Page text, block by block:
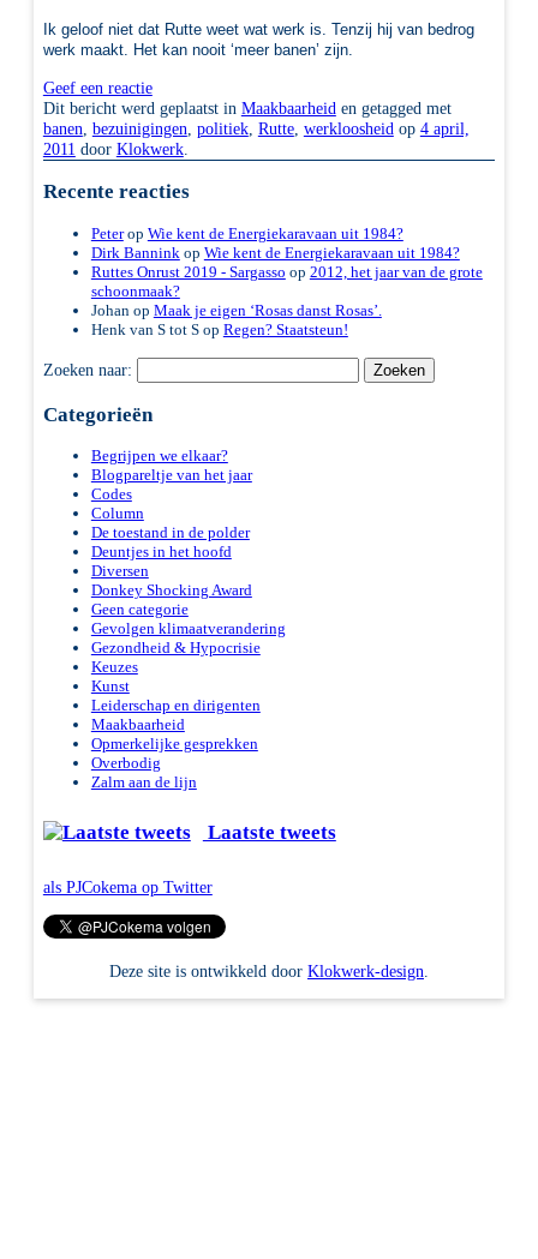
Ik geloof niet dat Rutte weet wat werk is. Tenzij hij van bedrog
werk maakt. Het kan nooit ‘meer banen’ zijn.
Geef een reactie
Dit bericht werd geplaatst in Maakbaarheid en getagged met
banen bezuinigingen politiek, Rutte, werkloosheid op 4 april,
2011 door Klokwerk.
Recente reacties
Peterop Wie kent de Energiekaravaan uit 1984?
Dirk Banninkop Wie kent de Energiekaravaan uit 1984?
Ruttes Onrust 2019 - Sargasso op 2012, het jaar van de grote
schoonmaak?
Johanop Maak je eigen ‘Rosas danst Rosas’.
Henk van S tot Sop Regen? Staatsteun!
Zoeken naar:
Categorieën
Begrijpen we elkaar?
Blogpareltje van het jaar
Codes
Column
De toestand in de polder
Deuntjes in het hoofd
Diversen
Donkey Shocking Award
Geen categorie
Gevolgen klimaatverandering
Gezondheid & Hypocrisie
Keuzes
Kunst
Leiderschap en dirigenten
Maakbaarheid
Opmerkelijke gesprekken
Overbodig
Zalm aan de lijn
Laatste tweets
als PJCokema op Twitter
Deze site is ontwikkeld door Klokwerk-design